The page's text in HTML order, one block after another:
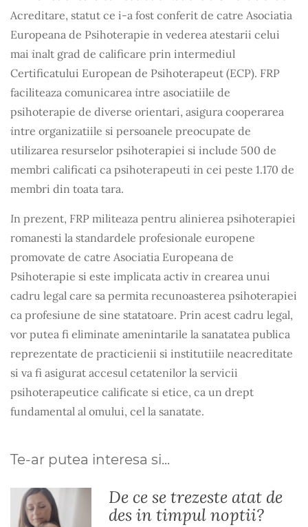
Acreditare, statut ce i-a fost conferit de catre Asociatia
Europeana de Psihoterapie in vederea atestarii celui
mai inalt grad de calificare prin intermediul
Certificatului European de Psihoterapeut (ECP). FRP
faciliteaza comunicarea intre asociatiile de
psihoterapie de diverse orientari, asigura cooperarea
intre organizatiile si persoanele preocupate de
utilizarea resurselor psihoterapiei si include 500 de
membri calificati ca psihoterapeuti in cei peste 1.170 de
membri din toata tara.
In prezent, FRP militeaza pentru alinierea psihoterapiei
romanesti la standardele profesionale europene
promovate de catre Asociatia Europeana de
Psihoterapie si este implicata activ in crearea unui
cadru legal care sa permita recunoasterea psihoterapiei
ca profesiune de sine statatoare. Prin acest cadru legal,
vor putea fi eliminate amenintarile la sanatatea publica
reprezentate de practicienii si institutiile neacreditate
si va fi asigurat accesul cetatenilor la servicii
psihoterapeutice calificate si etice, ca un drept
fundamental al omului, cel la sanatate.
Te-ar putea interesa si...
De ce se trezeste atat de
des in timpul noptii?